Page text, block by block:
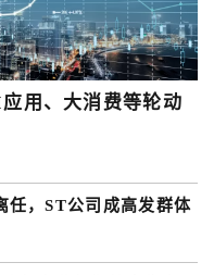
用、大消费等轮动
任，ST公司成高发群体